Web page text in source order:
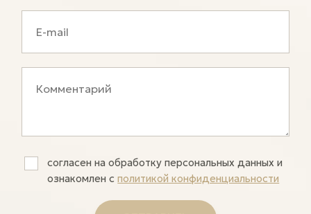
согласен на обработку персональных данных и
ознакомлен cполитикой конфиденциальности